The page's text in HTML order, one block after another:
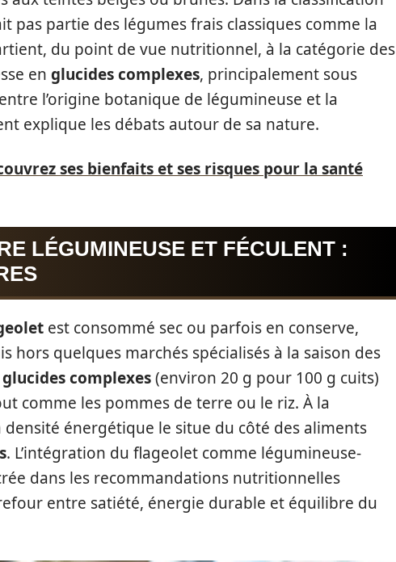
pas partie des légumes frais classiques comme la
du point de vue nutritionnel, à la catégorie des
en glucides complexes, principalement sous
l’origine botanique de légumineuse et la
explique les débats autour de sa nature.
ses bienfaits et ses risques pour la santé
LÉGUMINEUSE ET FÉCULENT :
est consommé sec ou parfois en conserve,
hors quelques marchés spécialisés à la saison des
glucides complexes(environ 20 g pour 100 g cuits)
comme les pommes de terre ou le riz. À la
densité énergétique le situe du côté des aliments
. L’intégration du flageolet comme légumineuse-
dans les recommandations nutritionnelles
entre satiété, énergie durable et équilibre du